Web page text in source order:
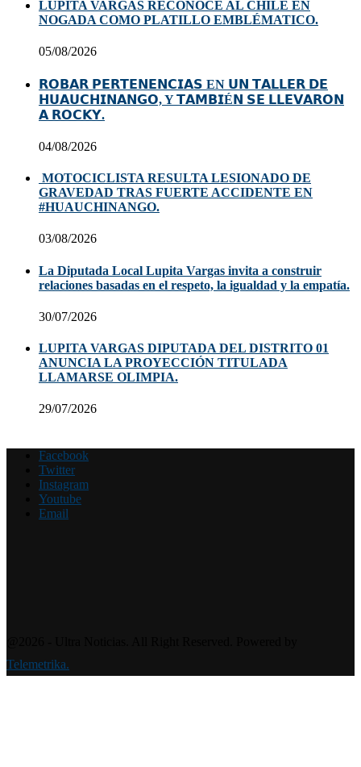
LUPITA VARGAS RECONOCE AL CHILE EN
NOGADA COMO PLATILLO EMBLÉMATICO.
05/08/2026
𝗥𝗢𝗕𝗔𝗥 𝗣𝗘𝗥𝗧𝗘𝗡𝗘𝗡𝗖𝗜𝗔𝗦 EN 𝗨𝗡 𝗧𝗔𝗟𝗟𝗘𝗥 𝗗𝗘
𝗛𝗨𝗔𝗨𝗖𝗛𝗜𝗡𝗔𝗡𝗚𝗢, Y 𝗧𝗔𝗠𝗕𝗜É𝗡 𝗦𝗘 𝗟𝗟𝗘𝗩𝗔𝗥𝗢𝗡
𝗔 𝗥𝗢𝗖𝗞𝗬.
04/08/2026
MOTOCICLISTA RESULTA LESIONADO DE
GRAVEDAD TRAS FUERTE ACCIDENTE EN
#HUAUCHINANGO.
03/08/2026
La Diputada Local Lupita Vargas invita a construir
relaciones basadas en el respeto, la igualdad y la empatía.
30/07/2026
LUPITA VARGAS DIPUTADA DEL DISTRITO 01
ANUNCIA LA PROYECCIÓN TITULADA
LLAMARSE OLIMPIA.
29/07/2026
Facebook
Twitter
Instagram
Youtube
Email
Telemetrika.